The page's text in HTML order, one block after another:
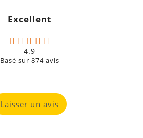
Excellent
4.9
Basé sur 874avis
Laisser un avis